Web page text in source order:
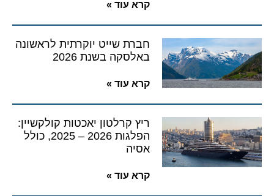
קרא עוד »
חברת שייט יוקרתית לראשונה
באלסקה בשנת 2026
קרא עוד »
ריץ קרלטון יאכטות קולקשיין:
הפלגות 2026 – 2025, כולל
אסיה
קרא עוד »